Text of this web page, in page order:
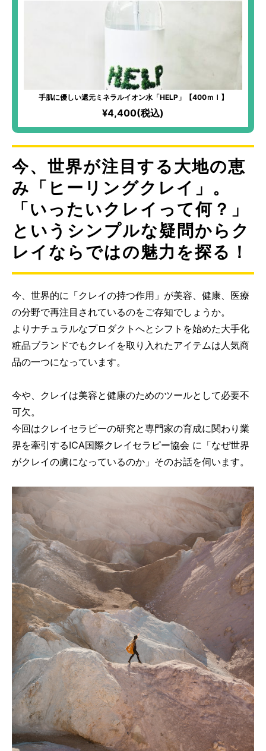
手肌に優しい還元ミネラルイオン水「HELP」【400ｍｌ】
¥4,400(税込)
今、世界が注目する大地の恵
み「ヒーリングクレイ」。
「いったいクレイって何？」
というシンプルな疑問からク
レイならではの魅力を探る！
今、世界的に「クレイの持つ作用」が美容、健康、医療
の分野で再注目されているのをご存知でしょうか。
よりナチュラルなプロダクトへとシフトを始めた大手化
粧品ブランドでもクレイを取り入れたアイテムは人気商
品の一つになっています。
今や、クレイは美容と健康のためのツールとして必要不
可欠。
今回はクレイセラピーの研究と専門家の育成に関わり業
界を牽引するICA国際クレイセラピー協会 に「なぜ世界
がクレイの虜になっているのか」そのお話を伺います。